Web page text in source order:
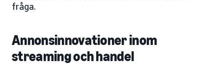
fråga.
Annons­innovationer inom
streaming och handel